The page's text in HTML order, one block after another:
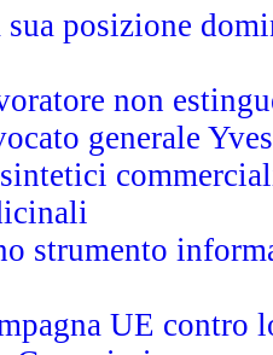
sua posizione
non
generale
strumento
UE contro